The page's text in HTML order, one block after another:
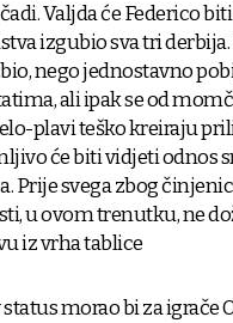
Valjda će Federico
izgubio sva tri
nego jednostavno
ali ipak se od
plavi teško kreiraju
će biti vidjeti odnos
Prije svega zbog
u ovom trenutku, ne
iz vrha tablice
status morao bi za